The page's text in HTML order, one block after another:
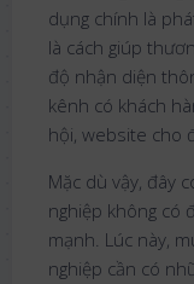
dụng chính là
là cách giúp
độ nhận diện
kênh có khách
hội, website cho
Mặc dù vậy, đây
nghiệp không có
mạnh. Lúc này,
nghiệp cần có